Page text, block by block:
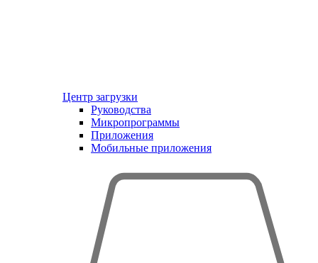
Центр загрузки
Руководства
Микропрограммы
Приложения
Мобильные приложения